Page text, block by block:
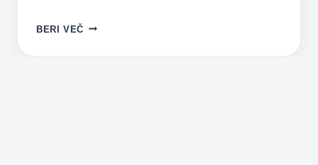
BERI VEČ SUHO
SEKUNDARNO